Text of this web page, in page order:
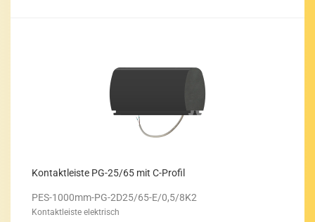
Kon­takt­leis­te PG-25/65 mit C-​Pro­fil
PES-​1000mm-PG-2D25/65-E/0,5/8K2
Kon­takt­leis­te elek­trisch